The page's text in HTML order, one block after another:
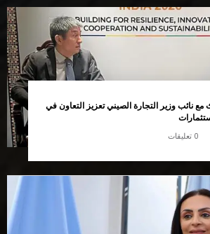
يبحث مع نائب وزير التجارة الصيني تعزيز التعاون في
0 تعليقات